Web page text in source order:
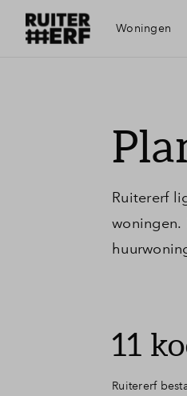
Woningen
Uden
Ruitererf
woningen.
11
Ruitererf